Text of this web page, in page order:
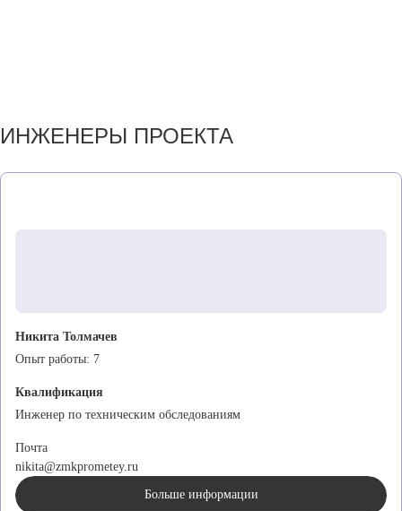
ИНЖЕНЕРЫ ПРОЕКТА
Никита Толмачев
Опыт работы: 7
Квалификация
Инженер по техническим обследованиям
Почта
nikita@zmkprometey.ru
Больше информации